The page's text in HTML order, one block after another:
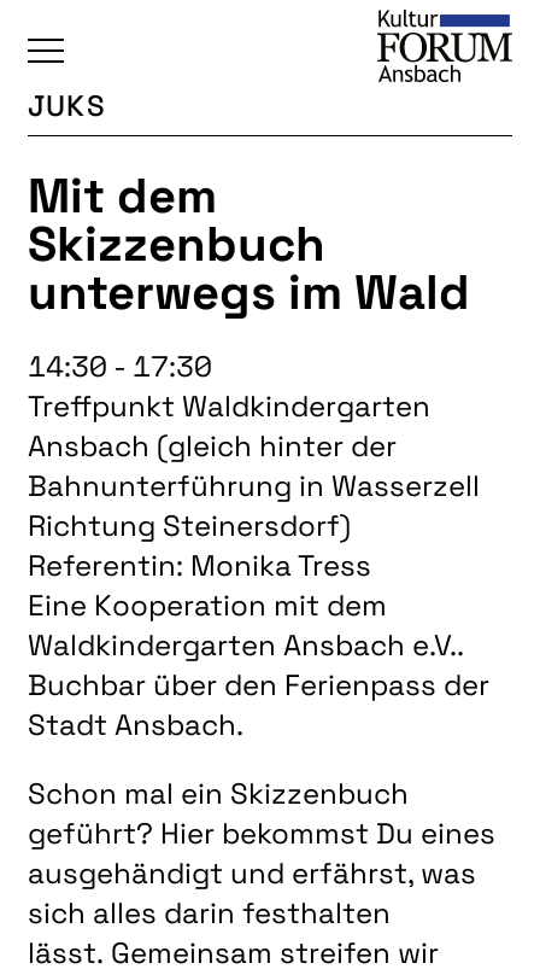
ÜBERSICHT
KALENDER
UNSERE BEREICHE
BAUKULTUR
FOTOGRUPPE
INTERKULTUR
JUNGE KUNSTSCHULE
KUNSTREISEN
LITERATUR
MUSIK
NATUR & STRUKTUR
ÜBER UNS
DER VEREIN
KUNSTHAUS R3
SPECKDRUMM HALLE
BEWERBUNG
UNSERE MITGLIEDER
JUKS
Mit dem
Skizzenbuch
unterwegs im Wald
14:30 - 17:30
Treffpunkt Waldkindergarten
Ansbach (gleich hinter der
Bahnunterführung in Wasserzell
Richtung Steinersdorf)
Referentin: Monika Tress
Eine Kooperation mit dem
Waldkindergarten Ansbach e.V..
Buchbar über den Ferienpass der
Stadt Ansbach.
Schon mal ein Skizzenbuch
geführt? Hier bekommst Du eines
ausgehändigt und erfährst, was
sich alles darin festhalten
lässt. Gemeinsam streifen wir